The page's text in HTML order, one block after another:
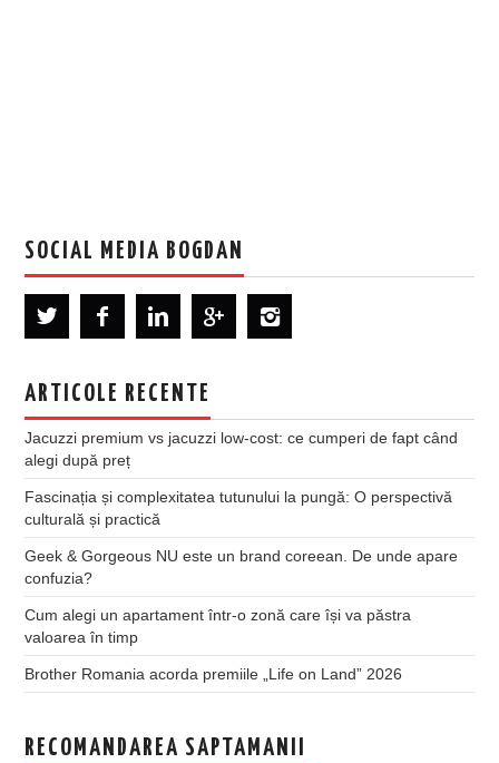
SOCIAL MEDIA BOGDAN
ARTICOLE RECENTE
Jacuzzi premium vs jacuzzi low-cost: ce cumperi de fapt când
alegi după preț
Fascinația și complexitatea tutunului la pungă: O perspectivă
culturală și practică
Geek & Gorgeous NU este un brand coreean. De unde apare
confuzia?
Cum alegi un apartament într-o zonă care își va păstra
valoarea în timp
Brother Romania acorda premiile „Life on Land” 2026
RECOMANDAREA SAPTAMANII